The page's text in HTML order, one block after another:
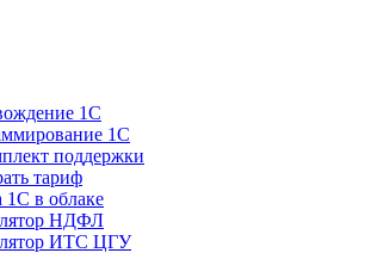
1С
1С
поддержки
тариф
1С в облаке
НДФЛ
ИТС ЦГУ